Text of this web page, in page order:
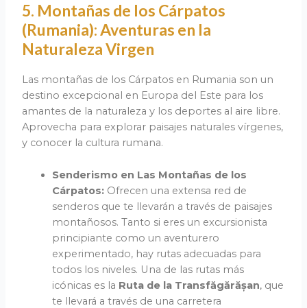
5. Montañas de los Cárpatos
(Rumania): Aventuras en la
Naturaleza Virgen
Las montañas de los Cárpatos en Rumania son un
destino excepcional en Europa del Este para los
amantes de la naturaleza y los deportes al aire libre.
Aprovecha para explorar paisajes naturales vírgenes,
y conocer la cultura rumana.
Senderismo en Las Montañas de los
Cárpatos: Ofrecen una extensa red de
senderos que te llevarán a través de paisajes
montañosos. Tanto si eres un excursionista
principiante como un aventurero
experimentado, hay rutas adecuadas para
todos los niveles. Una de las rutas más
icónicas es la Ruta de la Transfăgărășan, que
te llevará a través de una carretera